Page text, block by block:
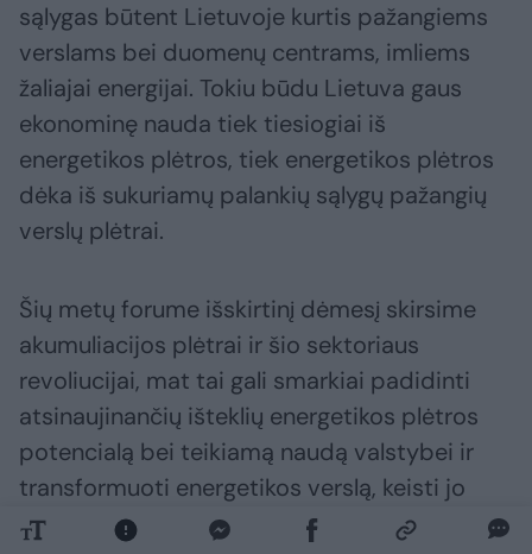
sąlygas būtent Lietuvoje kurtis pažangiems
verslams bei duomenų centrams, imliems
žaliajai energijai. Tokiu būdu Lietuva gaus
ekonominę nauda tiek tiesiogiai iš
energetikos plėtros, tiek energetikos plėtros
dėka iš sukuriamų palankių sąlygų pažangių
verslų plėtrai.
Šių metų forume išskirtinį dėmesį skirsime
akumuliacijos plėtrai ir šio sektoriaus
revoliucijai, mat tai gali smarkiai padidinti
atsinaujinančių išteklių energetikos plėtros
potencialą bei teikiamą naudą valstybei ir
transformuoti energetikos verslą, keisti jo
pelno generavimo modelius, suteikti naujų